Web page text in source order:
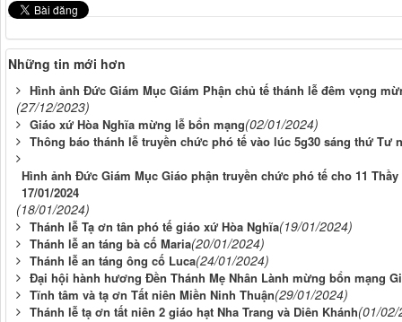
Những tin mới hơn
Hình ảnh Đức Giám Mục Giám Phận chủ tế thánh lễ đêm vọng
(27/12/2023)
Giáo xứ Hòa Nghĩa mừng lễ bổn mạng(02/01/2024)
Thông báo thánh lễ truyền chức phó tế vào lúc 5g30 sáng thứ Tư
Hình ảnh Đức Giám Mục Giáo phận truyền chức phó tế cho 11
17/01/2024
(18/01/2024)
Thánh lễ Tạ ơn tân phó tế giáo xứ Hòa Nghĩa(19/01/2024)
Thánh lễ an táng bà cố Maria(20/01/2024)
Thánh lễ an táng ông cố Luca(24/01/2024)
Đại hội hành hương Đền Thánh Mẹ Nhân Lành mừng bổn mạng
Tĩnh tâm và tạ ơn Tất niên Miền Ninh Thuận(29/01/2024)
Thánh lễ tạ ơn tất niên 2 giáo hạt Nha Trang và Diên Khánh(01/